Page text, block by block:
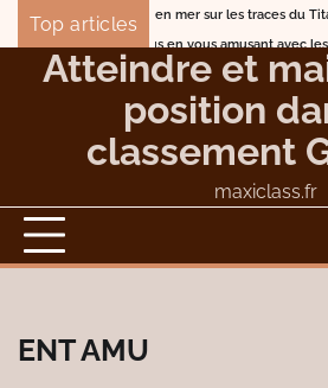
Skip
content
Top articles
Lune de miel en mer sur les traces du Titanic
Entrainez-vous en vous amusant avec les
Atteindre et
position
classement
maxiclass.fr
ENT AMU